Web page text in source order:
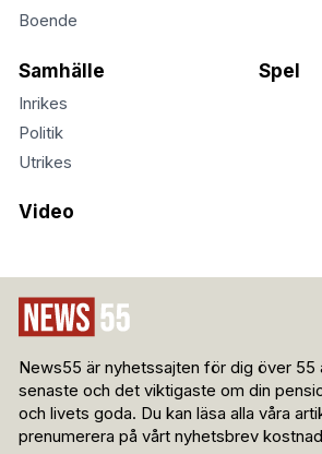
Boende
Samhälle
Inrikes
Politik
Utrikes
Spel
Video
News55 är nyhetssajten för dig över 55
senaste och det viktigaste om din
och livets goda. Du kan läsa alla våra
prenumerera på vårt nyhetsbrev